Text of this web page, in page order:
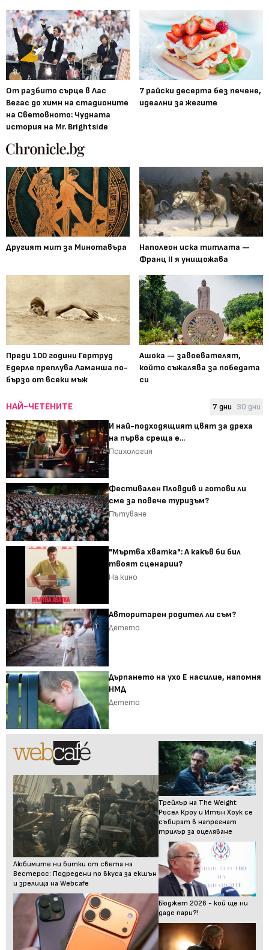
От разбито сърце в Лас
Вегас до химн на стадионите
на Световното: Чудната
история на Mr. Brightside
7 райски десерта без печене,
идеални за жегите
Другият мит за Минотавъра
Наполеон иска титлата —
Франц II я унищожава
Преди 100 години Гертруд
Едерле преплува Ламанша по-
бързо от всеки мъж
Ашока — завоевателят,
който съжалява за победата
си
НАЙ-ЧЕТЕНИТЕ 7 дни 30 дни
И най-подходящият цвят за дреха
на първа среща е...
Психология
Фестивален Пловдив и готови ли
сме за повече туризъм?
Пътуване
"Мъртва хватка": А какъв би бил
твоят сценарии?
На кино
Авторитарен родител ли съм?
Детето
Дърпането на ухо Е насилие, напомня
НМД
Детето
Любимите ни битки от света на
Вестерос: Подредени по вкуса за екшън
и зрелища на Webcafe
Трейлър на The Weight:
Ръсел Кроу и Итън Хоук се
събират в напрегнат
трилър за оцеляване
Бюджет 2026 - кой ще ни
даде пари?!